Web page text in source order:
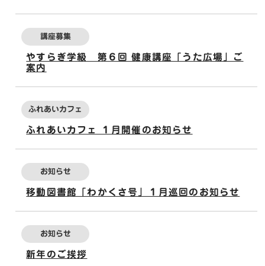
講座募集
やすらぎ学級 第６回 健康講座「うた広場」ご
案内
ふれあいカフェ
ふれあいカフェ １月開催のお知らせ
お知らせ
移動図書館「わかくさ号」１月巡回のお知らせ
お知らせ
新年のご挨拶